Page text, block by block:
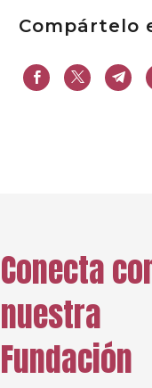
Compártelo
Conecta
nuestra
Fundación